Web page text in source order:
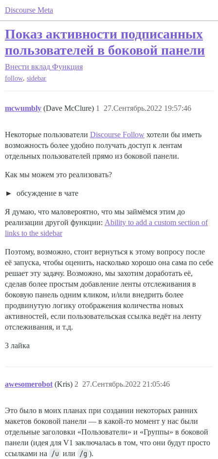
Discourse Meta
Показ активности подписанных
пользователей в боковой панели
Внести вклад Функция
follow, sidebar
mcwumbly (Dave McClure) 27.Сентябрь.2022 19:57:46
1
Некоторые пользователи Discourse Follow хотели бы иметь
возможность более удобно получать доступ к лентам
отдельных пользователей прямо из боковой панели.
Как мы можем это реализовать?
обсуждение в чате
Я думаю, что маловероятно, что мы займёмся этим до
реализации другой функции: Ability to add a custom section of
links to the sidebar
Поэтому, возможно, стоит вернуться к этому вопросу после
её запуска, чтобы оценить, насколько хорошо она сама по себе
решает эту задачу. Возможно, мы захотим доработать её,
сделав более простым добавление ленты отслеживания в
боковую панель одним кликом, и/или внедрить более
продвинутую логику отображения количества новых
активностей, если пользовательская ссылка ведёт на ленту
отслеживания, и т.д.
3 лайка
awesomerobot (Kris) 27.Сентябрь.2022 21:05:46
2
Это было в моих планах при создании некоторых ранних
макетов боковой панели — в какой-то момент у нас были
отдельные заголовки «Пользователи» и «Группы» в боковой
панели (идея для V1 заключалась в том, что они будут просто
ссылками на
/u или /g ).